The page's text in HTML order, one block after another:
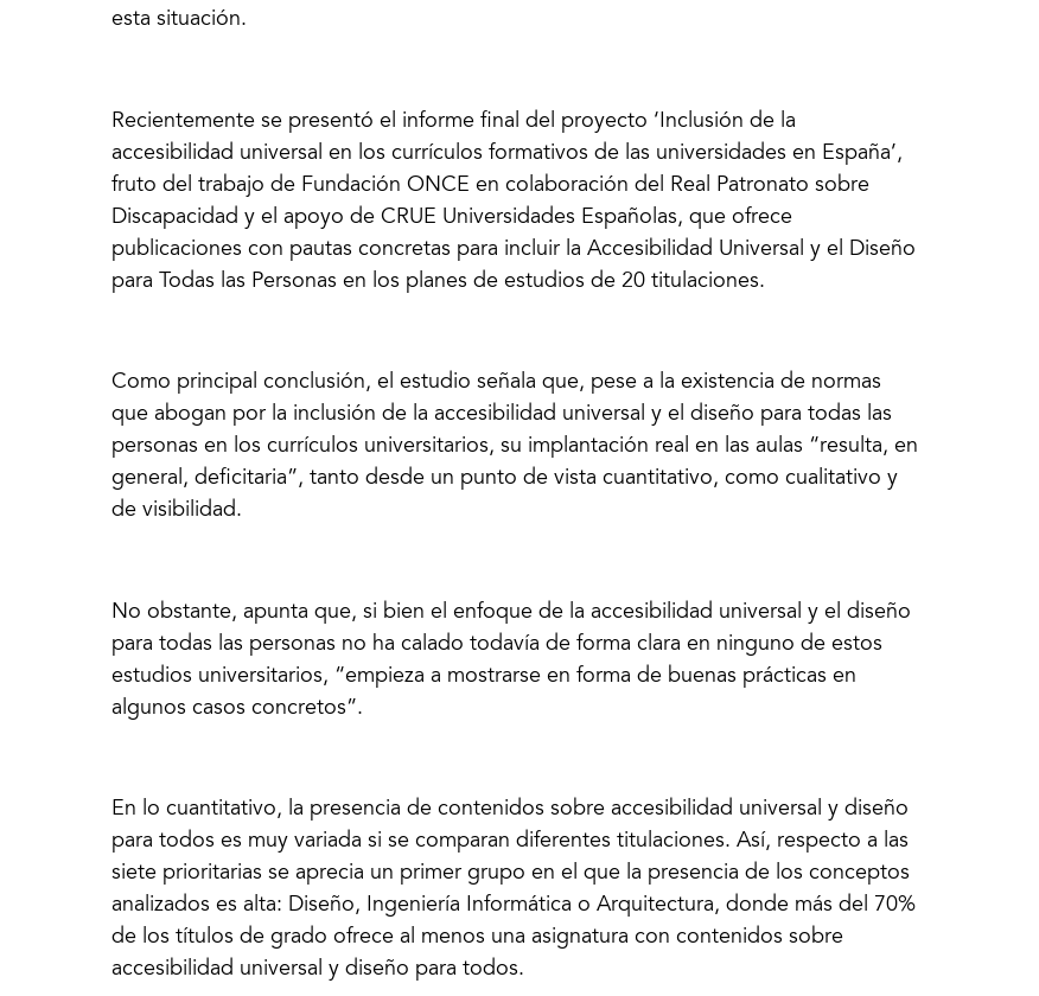
esta situación.
Recientemente se presentó el informe final del proyecto ‘Inclusión de la
accesibilidad universal en los currículos formativos de las universidades en España’,
fruto del trabajo de Fundación ONCE en colaboración del Real Patronato sobre
Discapacidad y el apoyo de CRUE Universidades Españolas, que ofrece
publicaciones con pautas concretas para incluir la Accesibilidad Universal y el Diseño
para Todas las Personas en los planes de estudios de 20 titulaciones.
Como principal conclusión, el estudio señala que, pese a la existencia de normas
que abogan por la inclusión de la accesibilidad universal y el diseño para todas las
personas en los currículos universitarios, su implantación real en las aulas “resulta, en
general, deficitaria”, tanto desde un punto de vista cuantitativo, como cualitativo y
de visibilidad.
No obstante, apunta que, si bien el enfoque de la accesibilidad universal y el diseño
para todas las personas no ha calado todavía de forma clara en ninguno de estos
estudios universitarios, “empieza a mostrarse en forma de buenas prácticas en
algunos casos concretos”.
En lo cuantitativo, la presencia de contenidos sobre accesibilidad universal y diseño
para todos es muy variada si se comparan diferentes titulaciones. Así, respecto a las
siete prioritarias se aprecia un primer grupo en el que la presencia de los conceptos
analizados es alta: Diseño, Ingeniería Informática o Arquitectura, donde más del 70%
de los títulos de grado ofrece al menos una asignatura con contenidos sobre
accesibilidad universal y diseño para todos.